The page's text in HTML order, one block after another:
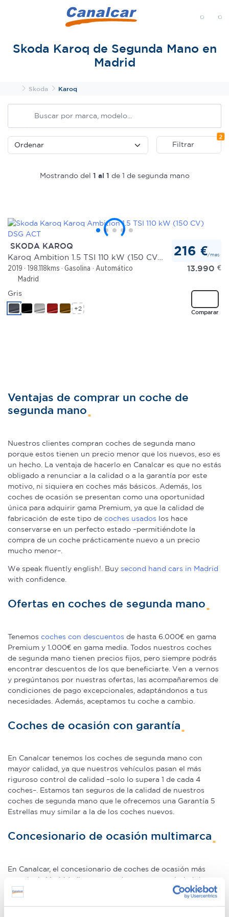
Skoda Karoq de Segunda Mano en
Madrid
InicioSkoda Karoq
Filtrar
2
Mostrando del 1 al 1 de 1 de segunda mano
SKODA KAROQ
2019 198.118kms Gasolina
Automático
Madrid
216 €/mes
13.990 €
Comparar
Gris
+2
Ventajas de comprar un coche de
segunda mano
Nuestros clientes compran coches de segunda mano
porque estos tienen un precio menor que los nuevos, eso es
un hecho. La ventaja de hacerlo en Canalcar es que no estás
obligado a renunciar a la calidad o a la garantía por este
motivo, ni siquiera en coches más básicos. Además, los
coches de ocasión se presentan como una oportunidad
única para adquirir gama Premium, ya que la calidad de
fabricación de este tipo de coches usados los hace
conservarse en un perfecto estado –permitiéndote la
compra de un coche prácticamente nuevo a un precio
mucho menor–.
We speak fluently english!. Buy second hand cars in Madrid
with confidence.
Ofertas en coches de segunda mano
Tenemos coches con descuentos de hasta 6.000€ en gama
Premium y 1.000€ en gama media. Todos nuestros coches
de segunda mano tienen precios fijos, pero siempre podrás
encontrar descuentos de los que beneficiarte. Ven a vernos
y pregúntanos por nuestras ofertas, las acompañaremos de
condiciones de pago excepcionales, adaptándonos a tus
necesidades. Además, aceptamos tu coche a cambio.
Coches de ocasión con garantía
En Canalcar tenemos los coches de segunda mano con
mayor calidad, ya que nuestros vehículos pasan el más
riguroso control de calidad –solo lo supera 1 de cada 4
coches–. Estamos tan seguros de la calidad de nuestros
coches de segunda mano que le ofrecemos una Garantía 5
Estrellas muy similar a la de los coches nuevos.
Concesionario de ocasión multimarca
En Canalcar, el concesionario de coches de ocasión más
grande de Madrid, disponemos de una gran variedad de
marcas y modelos. Encuentra el vehículo de segunda mano
que mejor se adapte a tus necesidades, con la mejor